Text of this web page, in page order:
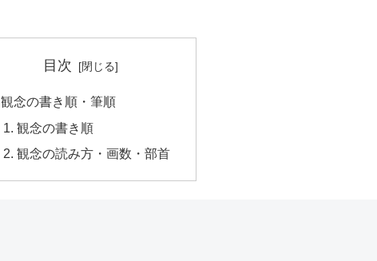
目次
観念の書き順・筆順
観念の書き順
観念の読み方・画数・部首